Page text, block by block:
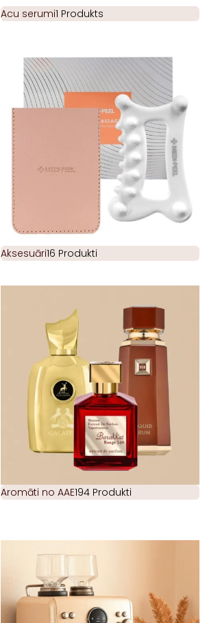
Acu serumi1 Produkts
Aksesuāri16 Produkti
Aromāti no AAE194 Produkti